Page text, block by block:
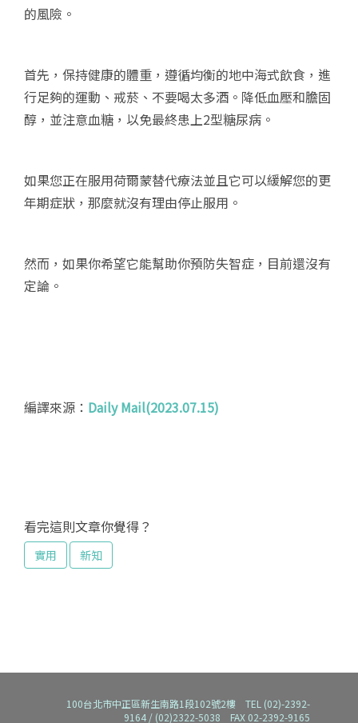
的風險。
首先，保持健康的體重，遵循均衡的地中海式飲食，進
行足夠的運動、戒菸、不要喝太多酒。降低血壓和膽固
醇，並注意血糖，以免最終患上2型糖尿病。
如果您正在服用荷爾蒙替代療法並且它可以緩解您的更
年期症狀，那麼就沒有理由停止服用。
然而，如果你希望它能幫助你預防失智症，目前還沒有
定論。
編譯來源： Daily Mail(2023.07.15)
看完這則文章你覺得？
實用 新知
100台北市中正區新生南路1段102號2樓 TEL (02)-2392-
9164 / (02)2322-5038 FAX 02-2392-9165